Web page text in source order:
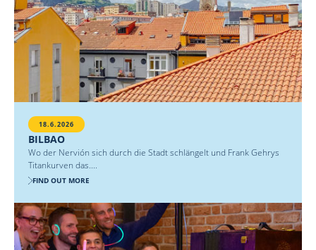
18.6.2026
BILBAO
Wo der Nervión sich durch die Stadt schlängelt und Frank Gehrys
Titankurven das....
FIND OUT MORE